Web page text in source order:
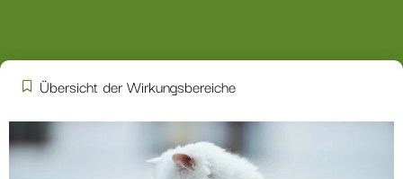
Übersicht der Wirkungsbereiche